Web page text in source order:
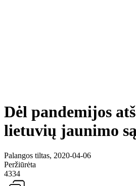
Dėl pandemijos
lietuvių jaunimo
Palangos tiltas, 2020-04-06
Peržiūrėta
4334